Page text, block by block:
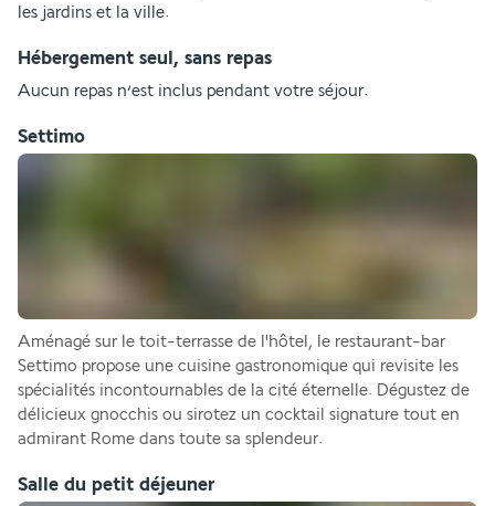
les jardins et la ville.
Hébergement seul, sans repas
Aucun repas n’est inclus pendant votre séjour.
Settimo
Aménagé sur le toit-terrasse de l'hôtel, le restaurant-bar
Settimo propose une cuisine gastronomique qui revisite les
spécialités incontournables de la cité éternelle. Dégustez de
délicieux gnocchis ou sirotez un cocktail signature tout en
admirant Rome dans toute sa splendeur.
Salle du petit déjeuner